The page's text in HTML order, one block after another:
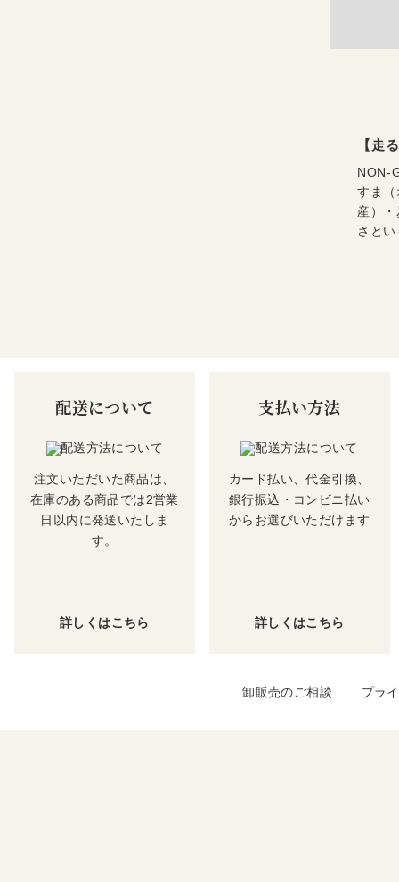
【走
NON-
すま
産）
さと
配送について
注文いただいた商品は、
在庫のある商品では2営業
日以内に発送いたしま
す。
詳しくはこちら
支払い方法
カード払い、代金引換、
銀行振込・コンビニ払い
からお選びいただけます
詳しくはこちら
卸販売のご相談 プラ